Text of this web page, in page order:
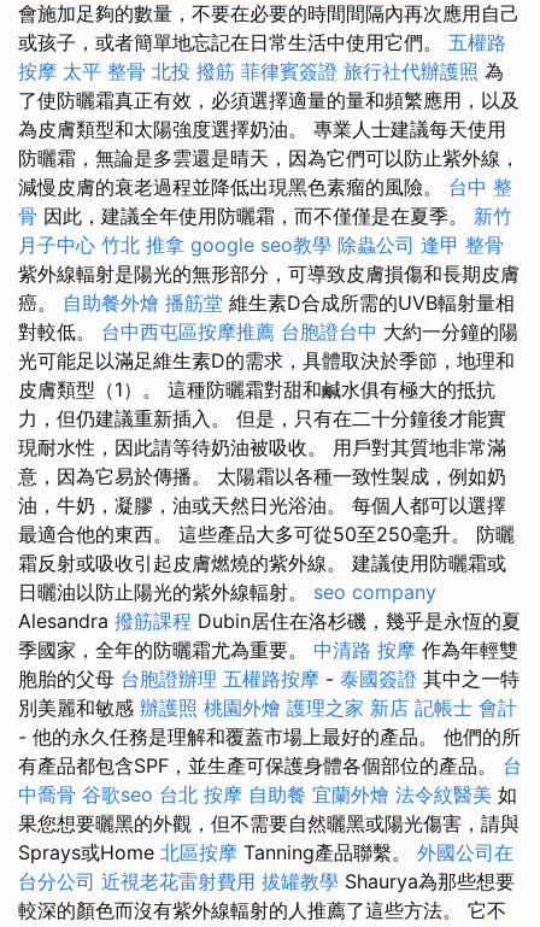
會施加足夠的數量，不要在必要的時間間隔內再次應用自己
或孩子，或者簡單地忘記在日常生活中使用它們。 五權路
按摩 太平 整骨 北投 撥筋 菲律賓簽證 旅行社代辦護照 為
了使防曬霜真正有效，必須選擇適量的量和頻繁應用，以及
為皮膚類型和太陽強度選擇奶油。 專業人士建議每天使用
防曬霜，無論是多雲還是晴天，因為它們可以防止紫外線，
減慢皮膚的衰老過程並降低出現黑色素瘤的風險。 台中 整
骨 因此，建議全年使用防曬霜，而不僅僅是在夏季。 新竹
月子中心 竹北 推拿 google seo教學 除蟲公司 逢甲 整骨
紫外線輻射是陽光的無形部分，可導致皮膚損傷和長期皮膚
癌。 自助餐外燴 播筋堂 維生素D合成所需的UVB輻射量相
對較低。 台中西屯區按摩推薦 台胞證台中 大約一分鐘的陽
光可能足以滿足維生素D的需求，具體取決於季節，地理和
皮膚類型（1）。 這種防曬霜對甜和鹹水俱有極大的抵抗
力，但仍建議重新插入。 但是，只有在二十分鐘後才能實
現耐水性，因此請等待奶油被吸收。 用戶對其質地非常滿
意，因為它易於傳播。 太陽霜以各種一致性製成，例如奶
油，牛奶，凝膠，油或天然日光浴油。 每個人都可以選擇
最適合他的東西。 這些產品大多可從50至250毫升。 防曬
霜反射或吸收引起皮膚燃燒的紫外線。 建議使用防曬霜或
日曬油以防止陽光的紫外線輻射。 seo company
Alesandra 撥筋課程 Dubin居住在洛杉磯，幾乎是永恆的夏
季國家，全年的防曬霜尤為重要。 中清路 按摩 作為年輕雙
胞胎的父母 台胞證辦理 五權路按摩 - 泰國簽證 其中之一特
別美麗和敏感 辦護照 桃園外燴 護理之家 新店 記帳士 會計
- 他的永久任務是理解和覆蓋市場上最好的產品。 他們的所
有產品都包含SPF，並生產可保護身體各個部位的產品。 台
中喬骨 谷歌seo 台北 按摩 自助餐 宜蘭外燴 法令紋醫美 如
果您想要曬黑的外觀，但不需要自然曬黑或陽光傷害，請與
Sprays或Home 北區按摩 Tanning產品聯繫。 外國公司在
台分公司 近視老花雷射費用 拔罐教學 Shaurya為那些想要
較深的顏色而沒有紫外線輻射的人推薦了這些方法。 它不